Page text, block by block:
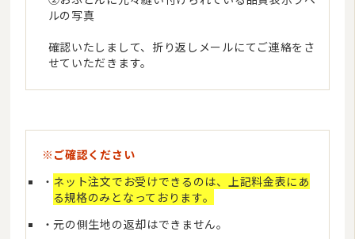
ルの写真
確認いたしまして、折り返しメールにてご連絡をさ
せていただきます。
※ご確認ください
ネット注文でお受けできるのは、上記料金表にあ
る規格のみとなっております。
元の側生地の返却はできません。